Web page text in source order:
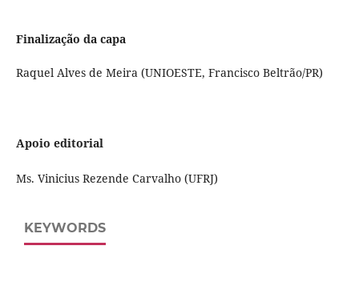
Finalização da capa
Raquel Alves de Meira (UNIOESTE, Francisco Beltrão/PR)
Apoio editorial
Ms. Vinicius Rezende Carvalho (UFRJ)
KEYWORDS